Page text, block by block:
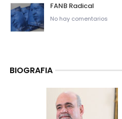
FANB Radical
No hay comentarios
BIOGRAFIA